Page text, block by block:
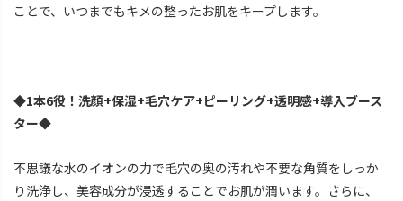
ことで、いつまでもキメの整ったお肌をキープします。
◆1本6役！洗顔+保湿+毛穴ケア+ピーリング+透明感+導入ブース
ター◆
不思議な水のイオンの力で毛穴の奥の汚れや不要な角質をしっか
り洗浄し、美容成分が浸透することでお肌が潤います。さらに、